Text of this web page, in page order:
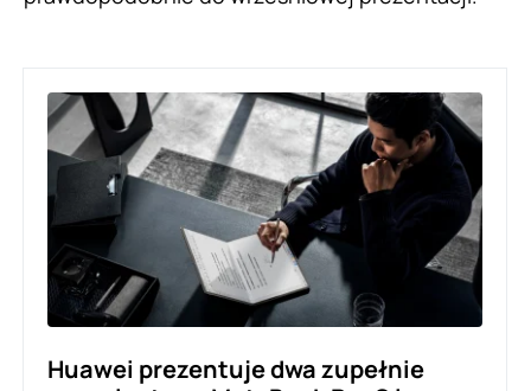
Huawei prezentuje dwa zupełnie